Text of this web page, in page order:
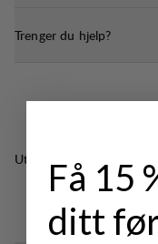
Trenger du hjelp?
Utmerket for
CLASSIC
TREKKING
Få 15
ditt